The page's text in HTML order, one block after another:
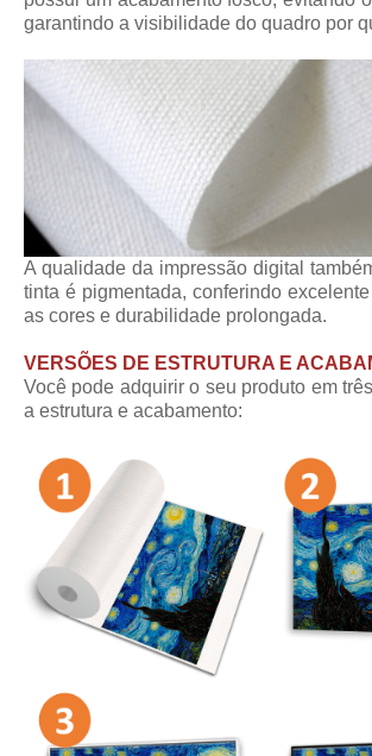
garantindo a visibilidade do quadro por
A qualidade da impressão digital
tinta é pigmentada, conferindo
as cores e durabilidade prolongada.
VERSÕES DE ESTRUTURA E
Você pode adquirir o seu produto em
a estrutura e acabamento: